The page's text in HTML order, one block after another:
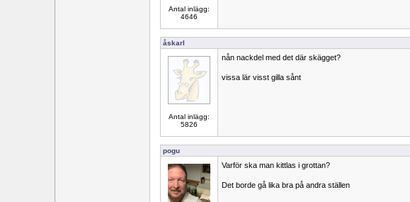
Antal inlägg:
4646
åskarl
Antal inlägg:
5826
nån nackdel med det där skägget?
vissa lär visst gilla sånt
pogu
Varför ska man kittlas i grottan?
Det borde gå lika bra på andra ställen